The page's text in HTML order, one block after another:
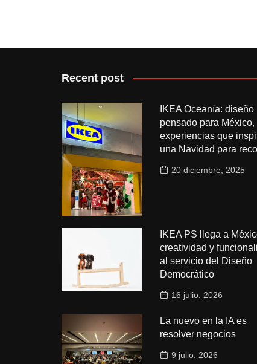
Recent post
IKEA Oceanía: diseño
pensado para México,
experiencias que
una Navidad para
20 diciembre, 2025
IKEA PS llega a
creatividad y
al servicio del Diseño
Democrático
16 julio, 2026
La nuevo en la IA es
resolver negocios
9 julio, 2026